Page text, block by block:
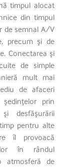
timpul alocat
din timpul
de semnal A/V
precum şi de
Conectarea şi
de simple
mult mai
de afaceri
prin
desfăşurării
pentru alte
îl provoacă
în rândul
atmosferă de